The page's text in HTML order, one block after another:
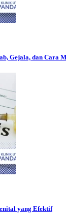
Gejala, dan Cara
yang Efektif